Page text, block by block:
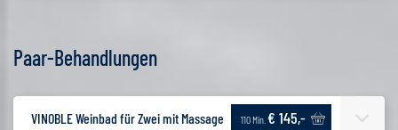
Paar-Behandlungen
VINOBLE Weinbad für Zwei mit Massage 110 Min. € 145,-